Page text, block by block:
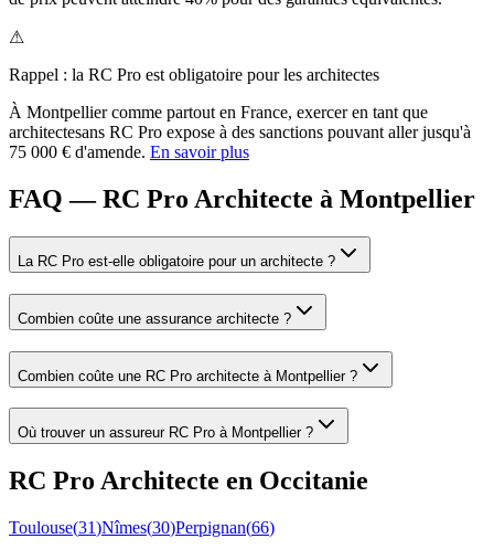
⚠
Rappel : la RC Pro est obligatoire pour les architectes
À Montpelliercomme partout en France, exercer en tant que
architectesans RC Pro expose à des sanctions pouvant aller jusqu'à
75 000 € d'amende. En savoir plus
FAQ — RC Pro Architecte à Montpellier
La RC Pro est-elle obligatoire pour un architecte ?
Combien coûte une assurance architecte ?
Combien coûte une RC Pro architecte à Montpellier ?
Où trouver un assureur RC Pro à Montpellier ?
RC Pro Architecte en Occitanie
Toulouse(31)Nîmes(30)Perpignan(66)